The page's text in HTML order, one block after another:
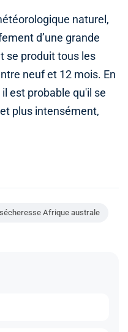
naturel,
d’une grande
se produit tous les
neuf et 12 mois. En
est probable qu'il se
plus intensément,
sécheresse Afrique australe